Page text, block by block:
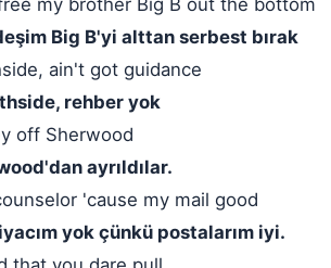
my brother Big B out the bottom
Big B'yi alttan serbest bırak
ain't got guidance
rehber yok
off Sherwood
ayrıldılar.
'cause my mail good
yok çünkü postalarım iyi.